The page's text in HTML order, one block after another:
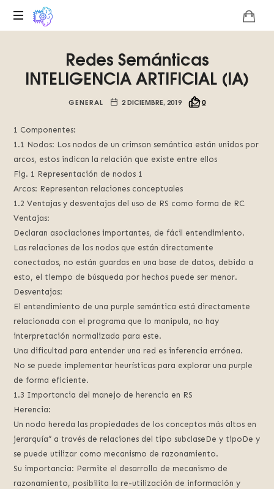
la
Basilisco
de
Roko,
fomentamos
la
inteligencia
artificial
del
futuro.
Redes Semánticas
INTELIGENCIA ARTIFICIAL (IA)
GENERAL 2 DICIEMBRE, 2019 0
1 Componentes:
1.1 Nodos: Los nodos de un crimson semántica están unidos por
arcos, estos indican la relación que existe entre ellos
Fig. 1 Representación de nodos 1
Arcos: Representan relaciones conceptuales
1.2 Ventajas y desventajas del uso de RS como forma de RC
Ventajas:
Declaran asociaciones importantes, de fácil entendimiento.
Las relaciones de los nodos que están directamente
conectados, no están guardas en una base de datos, debido a
esto, el tiempo de búsqueda por hechos puede ser menor.
Desventajas:
El entendimiento de una purple semántica está directamente
relacionada con el programa que lo manipula, no hay
interpretación normalizada para este.
Una dificultad para entender una red es inferencia errónea.
No se puede implementar heurísticas para explorar una purple
de forma eficiente.
1.3 Importancia del manejo de herencia en RS
Herencia:
Un nodo hereda las propiedades de los conceptos más altos en
jerarquía” a través de relaciones del tipo subclaseDe y tipoDe y
se puede utilizar como mecanismo de razonamiento.
Su importancia: Permite el desarrollo de mecanismo de
razonamiento, posibilita la re-utilización de información y